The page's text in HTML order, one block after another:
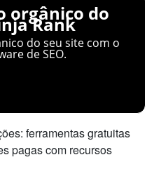
orgânico do
Rank
do seu site com o
de SEO.
ferramentas gratuitas
pagas com recursos